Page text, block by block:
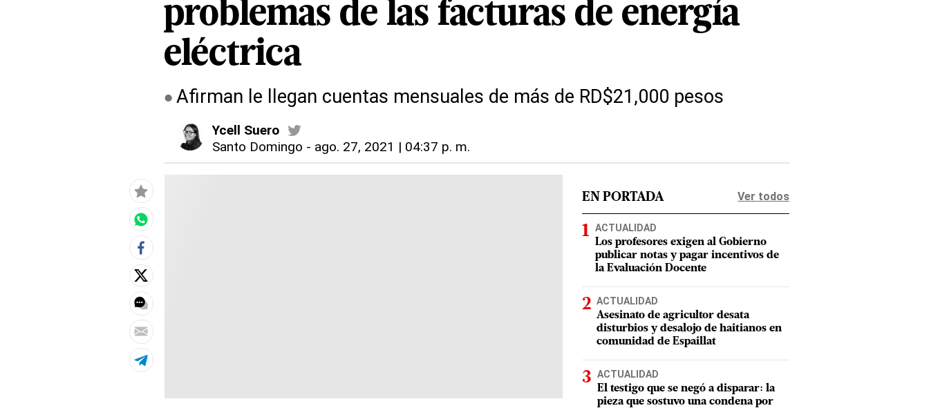
problemas de las facturas de energía
eléctrica
Afirman le llegan cuentas mensuales de más de RD$21,000 pesos
Ycell Suero
Santo Domingo - ago. 27, 2021 | 04:37 p. m.
EN PORTADA Ver todos
ACTUALIDAD
Los profesores exigen al Gobierno
publicar notas y pagar incentivos de
la Evaluación Docente
ACTUALIDAD
Asesinato de agricultor desata
disturbios y desalojo de haitianos en
comunidad de Espaillat
ACTUALIDAD
El testigo que se negó a disparar: la
pieza que sostuvo una condena por